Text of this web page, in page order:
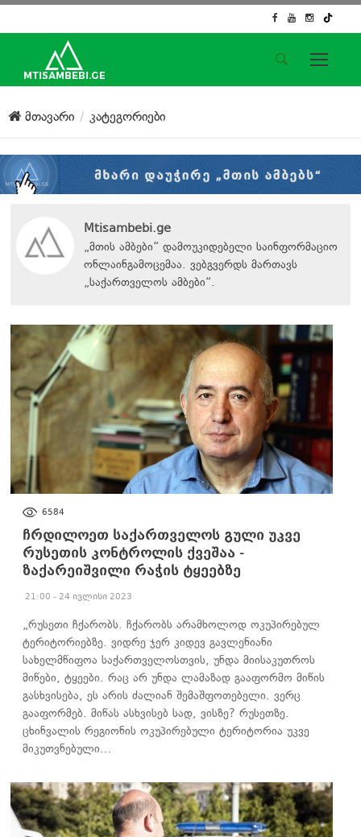
საიტის მენიუ
მთავარი
ქართული საქმე
კონტაქტი
სოციალური ქსელები
მთავარი კატეგორიები
Mtisambebi.ge
„მთის ამბები“ დამოუკიდებელი საინფორმაციო
ონლაინგამოცემაა. ვებგვერდს მართავს
„საქართველოს ამბები“.
6584
ჩრდილოეთ საქართველოს გული უკვე
რუსეთის კონტროლის ქვეშაა -
ზაქარეიშვილი რაჭის ტყეებზე
21:00 - 24 ივლისი 2023
„რუსეთი ჩქარობს. ჩქარობს არამხოლოდ ოკუპირებულ
ტერიტორიებზე. ვიდრე ჯერ კიდევ გავლენიანი
სახელმწიფოა საქართველოსთვის, უნდა მიისაკუთროს
მიწები, ტყეები. რაც არ უნდა ლამაზად გააფორმო მიწის
გასხვისება, ეს არის ძალიან შემაშფოთებელი. ვერც
გააფორმებ. მიწას ასხვისებ სად, ვისზე? რუსეთზე.
ცხინვალის რეგიონის ოკუპირებული ტერიტორია უკვე
მიკუთვნებული…